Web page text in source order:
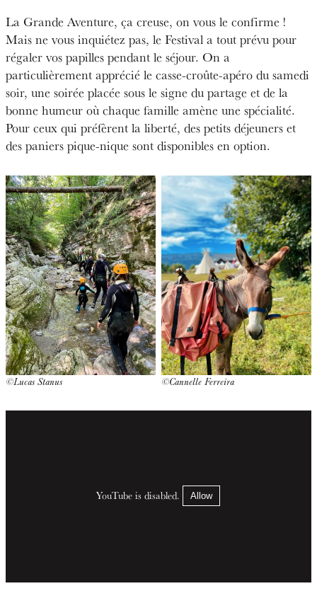
La Grande Aventure, ça creuse, on vous le confirme !
Mais ne vous inquiétez pas, le Festival a tout prévu pour
régaler vos papilles pendant le séjour. On a
particulièrement apprécié le casse-croûte-apéro du samedi
soir, une soirée placée sous le signe du partage et de la
bonne humeur où chaque famille amène une spécialité.
Pour ceux qui préfèrent la liberté, des petits déjeuners et
des paniers pique-nique sont disponibles en option.
©Lucas Stanus ©Cannelle Ferreira
YouTube is disabled. Allow